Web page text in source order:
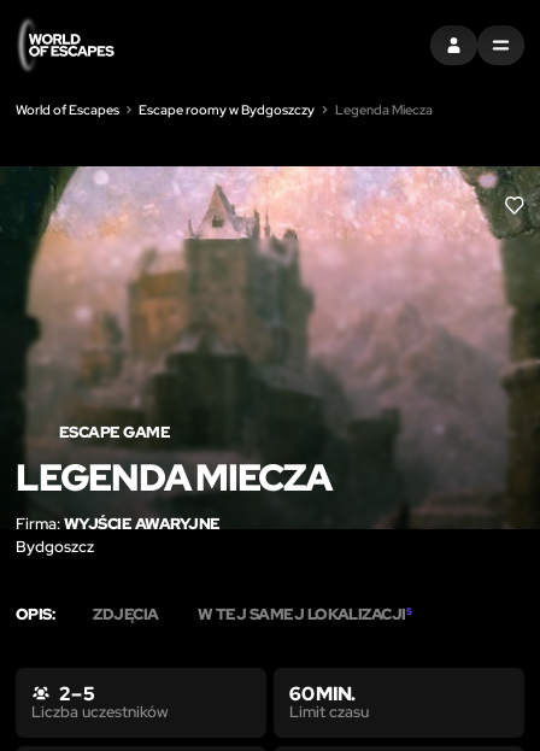
ZALOGUJ SIĘ
MENU
World of Escapes Escape roomy w Bydgoszczy Legenda Miecza
LIKE
ESCAPE GAME
LEGENDA MIECZA
Firma:WYJŚCIE AWARYJNE
Bydgoszcz
OPIS: ZDJĘCIA W TEJ SAMEJ LOKALIZACJI5
2 – 5
Liczba uczestników
60 MIN.
Limit czasu